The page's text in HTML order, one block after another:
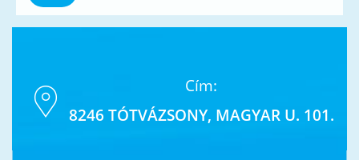
Cím:
8246 TÓTVÁZSONY, MAGYAR U. 101.